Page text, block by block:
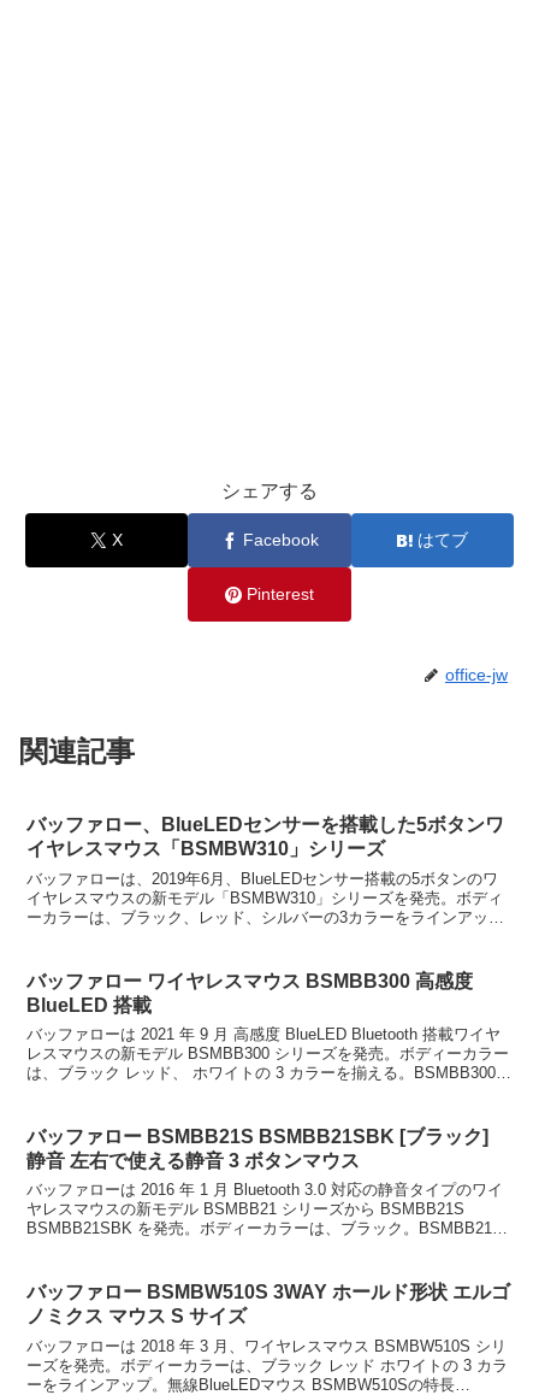
シェアする
X Facebook はてブ
Pinterest
office-jw
関連記事
バッファロー、BlueLEDセンサーを搭載した5ボタンワ
イヤレスマウス「BSMBW310」シリーズ
バッファローは、2019年6月、BlueLEDセンサー搭載の5ボタンのワ
イヤレスマウスの新モデル「BSMBW310」シリーズを発売。ボディ
ーカラーは、ブラック、レッド、シルバーの3カラーをラインアッ
バッファロー ワイヤレスマウス BSMBB300 高感度
BlueLED 搭載
バッファローは 2021 年 9 月 高感度 BlueLED Bluetooth 搭載ワイヤ
レスマウスの新モデル BSMBB300 シリーズを発売。ボディーカラー
は、ブラック レッド、 ホワイトの 3 カラーを揃える。BSMBB300
バッファロー BSMBB21S BSMBB21SBK [ブラック]
静音 左右で使える静音 3 ボタンマウス
バッファローは 2016 年 1 月 Bluetooth 3.0 対応の静音タイプのワイ
ヤレスマウスの新モデル BSMBB21 シリーズから BSMBB21S
BSMBB21SBK を発売。ボディーカラーは、ブラック。BSMBB21S
バッファロー BSMBW510S 3WAY ホールド形状 エルゴ
ノミクス マウス S サイズ
バッファローは 2018 年 3 月、ワイヤレスマウス BSMBW510S シリ
ーズを発売。ボディーカラーは、ブラック レッド ホワイトの 3 カラ
ーをラインアップ。無線BlueLEDマウス BSMBW510Sの特長